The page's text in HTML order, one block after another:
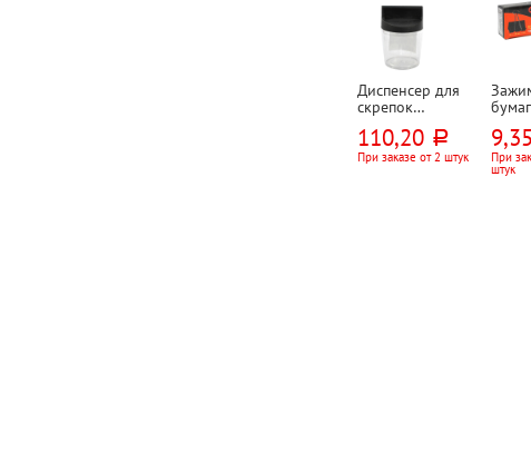
Диспенсер для
скрепок
СТАММ,
прозрачный,
110,20 руб.
При заказе от 2 штук
9,35
При
штук